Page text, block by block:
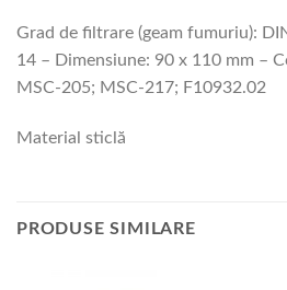
Grad de filtrare (geam fumuriu):
14 – Dimensiune: 90 x 110 mm –
MSC-205; MSC-217; F10932.02
Material sticlă
PRODUSE SIMILARE